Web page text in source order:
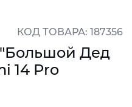
КОД ТОВАРА: 187356
Дед
14 Pro